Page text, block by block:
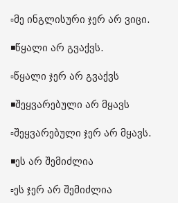
▫️მე ინგლისური ჯერ არ ვიცი.
◾️წყალი არ გვაქვს.
▫️წყალი ჯერ არ გვაქვს
◾️შეყვარებული არ მყავს
▫️შეყვარებული ჯერ არ მყავს.
◾️ეს არ შემიძლია
▫️ეს ჯერ არ შემიძლია